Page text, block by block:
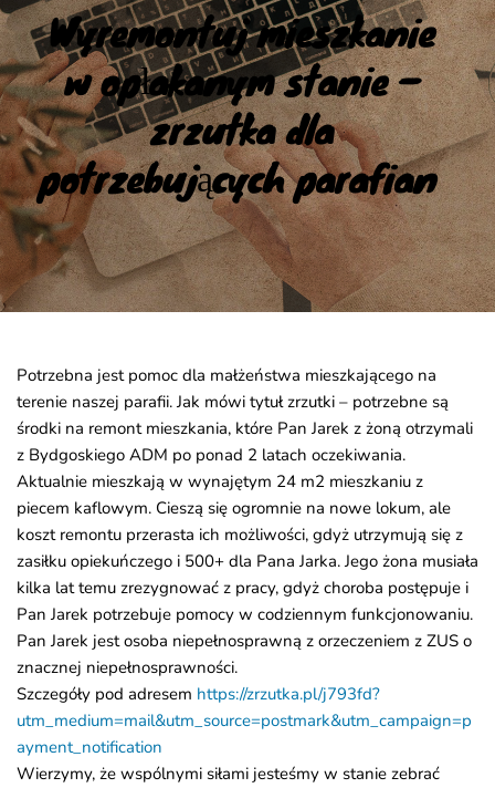
Wyremontuj mieszkanie
w opłakanym stanie –
zrzutka dla
potrzebujących parafian
Potrzebna jest pomoc dla małżeństwa mieszkającego na
terenie naszej parafii. Jak mówi tytuł zrzutki – potrzebne są
środki na remont mieszkania, które Pan Jarek z żoną otrzymali
z Bydgoskiego ADM po ponad 2 latach oczekiwania.
Aktualnie mieszkają w wynajętym 24 m2 mieszkaniu z
piecem kaflowym. Cieszą się ogromnie na nowe lokum, ale
koszt remontu przerasta ich możliwości, gdyż utrzymują się z
zasiłku opiekuńczego i 500+ dla Pana Jarka. Jego żona musiała
kilka lat temu zrezygnować z pracy, gdyż choroba postępuje i
Pan Jarek potrzebuje pomocy w codziennym funkcjonowaniu.
Pan Jarek jest osoba niepełnosprawną z orzeczeniem z ZUS o
znacznej niepełnosprawności.
Szczegóły pod adresem https://zrzutka.pl/j793fd?
utm_medium=mail&utm_source=postmark&utm_campaign=p
ayment_notification
Wierzymy, że wspólnymi siłami jesteśmy w stanie zebrać